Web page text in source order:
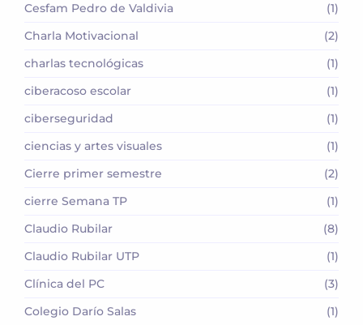
Cesfam Pedro de Valdivia
(1)
Charla Motivacional
(2)
charlas tecnológicas
(1)
ciberacoso escolar
(1)
ciberseguridad
(1)
ciencias y artes visuales
(1)
Cierre primer semestre
(2)
cierre Semana TP
(1)
Claudio Rubilar
(8)
Claudio Rubilar UTP
(1)
Clínica del PC
(3)
Colegio Darío Salas
(1)